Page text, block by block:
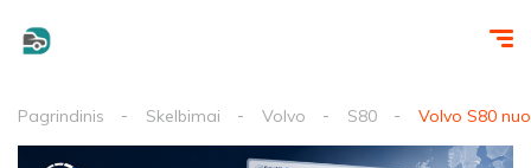
Pagrindinis Skelbimai Volvo S80 Volvo S80